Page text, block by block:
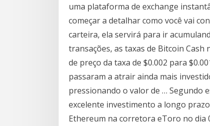
uma plataforma de exchange
começar a detalhar como você vai
carteira, ela servirá para ir
transações, as taxas de Bitcoin
de preço da taxa de $0.002 para
passaram a atrair ainda mais
pressionando o valor de … Segundo
excelente investimento a longo
Ethereum na corretora eToro no dia